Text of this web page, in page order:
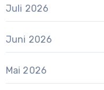
Juli 2026
Juni 2026
Mai 2026